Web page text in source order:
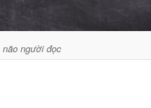
người đọc